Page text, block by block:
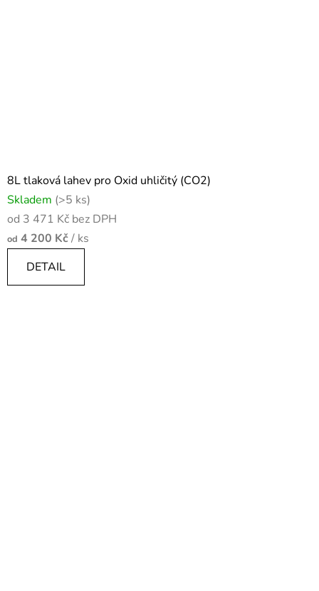
8L tlaková lahev pro Oxid uhličitý (CO2)
Skladem (>5 ks)
od 3 471 Kč bez DPH
od 4 200 Kč/ ks
DETAIL